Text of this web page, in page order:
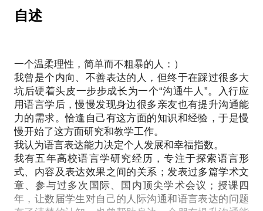
展。我是一名专业研究语言应用的学者，也是一名有
多年教学经验的教师。我的专业背景和授课经验是我
身体语言，做一个“说话有气场”的人；缓解讲话紧张
的的问题，做一个从容大气的人；打破冷场大王的魔
咒，找到打开话题的正确方式，做一个能聊又有趣的
人；提升表达的准确性，做有逻辑、头脑清晰的人；
克服日常交友及职场交流中的其他常见问题，成长为
沟通能力强、情商高的人。
我是一名专业研究语言应用的学者，也是一名有多年
教学经验的教师。我的专业背景和授课经验是我帮助
他人提高语言表达能力、沟通能力的保障。
执行过程中出了问题，不知如何善后常常被团队其他
人指出发言不积极，参与度不够和领导、同事有不同
进一步吧！
我是专门从事应用语言学研究的学者，对语言、对沟
通有着深入的理解。同时，我也有着长达6年的专业咨
询经验。
语言是打造专业职场形象的重要武器，直接决定了别
人对你的第一印象。在职场中，需要能干，也需要会
自述
一个温柔理性，简单而不粗暴的人：）
我曾是个内向、不善表达的人，但终于在踩过很多大
坑后硬着头皮一步步成长为一个“沟通牛人”。入行应
用语言学后，慢慢发现身边很多亲友也有提升沟通能
力的需求。恰逢自己有这方面的知识和经验，于是慢
慢开始了这方面研究和教学工作。
我认为语言表达能力决定个人发展和幸福指数。
我有五年高校语言学研究经历，专注于探索语言形
式、内容及表达效果之间的关系；发表过多篇学术文
章、参与过多次国际、国内顶尖学术会议；授课四
年，让数届学生对自己的人际沟通和语言表达的问题